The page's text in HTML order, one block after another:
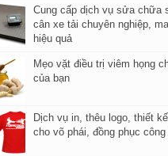
Cung cấp dịch vụ sửa chữa
cân xe tải chuyên nghiệp,
hiệu quả
Mẹo vặt điều trị viêm họng
của bạn
Dịch vụ in, thêu logo, thiết
cho võ phái, đồng phục